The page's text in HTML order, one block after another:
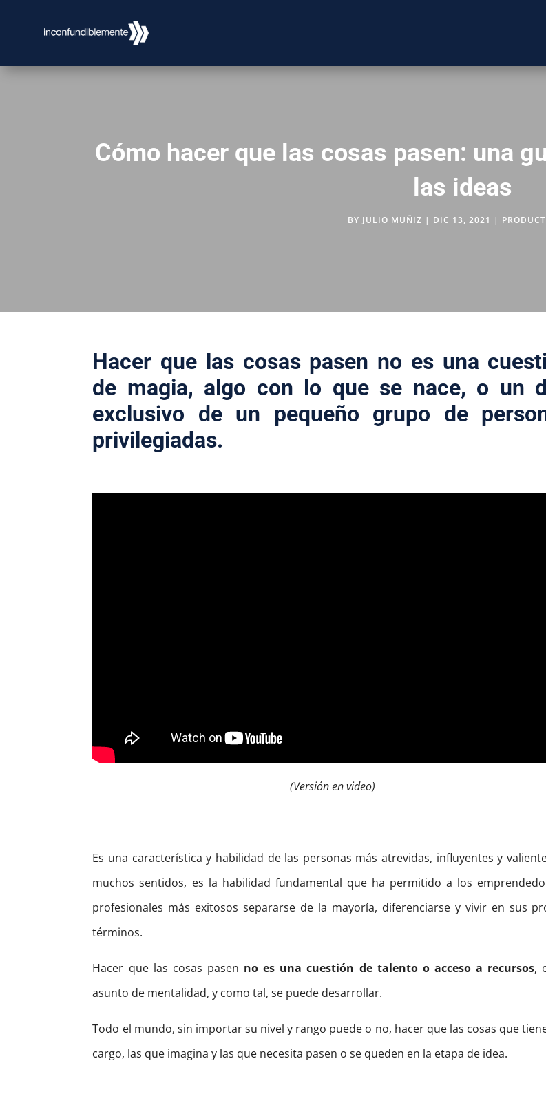
Cómo hacer que las cosas pasen: una
las ideas
BY JULIO MUÑIZ | DIC 13, 2021 |
Hacer que las cosas pasen no es una
de magia, algo con lo que se nace, o un
exclusivo de un pequeño grupo de
privilegiadas.
(Versión en video)
Es una característica y habilidad de las personas más atrevidas, influyentes y
muchos sentidos, es la habilidad fundamental que ha permitido a los
profesionales más exitosos separarse de la mayoría, diferenciarse y vivir en sus
términos.
Hacer que las cosas pasen no es una cuestión de talento o acceso a recursos,
asunto de mentalidad, y como tal, se puede desarrollar.
Todo el mundo, sin importar su nivel y rango puede o no, hacer que las cosas que
cargo, las que imagina y las que necesita pasen o se queden en la etapa de idea.